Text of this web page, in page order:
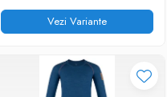
Vezi Variante